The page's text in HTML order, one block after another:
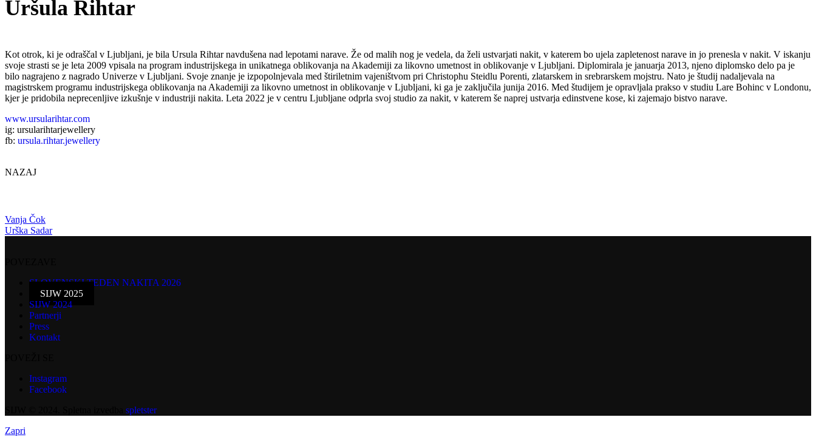
Uršula Rihtar
Kot otrok, ki je odraščal v Ljubljani, je bila Ursula Rihtar navdušena nad lepotami narave. Že od malih nog je vedela, da želi ustvarjati nakit, v katerem bo ujela zapletenost narave in jo prenesla v nakit. V iskanju
svoje strasti se je leta 2009 vpisala na program industrijskega in unikatnega oblikovanja na Akademiji za likovno umetnost in oblikovanje v Ljubljani. Diplomirala je januarja 2013, njeno diplomsko delo pa je
bilo nagrajeno z nagrado Univerze v Ljubljani. Svoje znanje je izpopolnjevala med štiriletnim vajeništvom pri Christophu Steidlu Porenti, zlatarskem in srebrarskem mojstru. Nato je študij nadaljevala na
magistrskem programu industrijskega oblikovanja na Akademiji za likovno umetnost in oblikovanje v Ljubljani, ki ga je zaključila junija 2016. Med študijem je opravljala prakso v studiu Lare Bohinc v Londonu,
kjer je pridobila neprecenljive izkušnje v industriji nakita. Leta 2022 je v centru Ljubljane odprla svoj studio za nakit, v katerem še naprej ustvarja edinstvene kose, ki zajemajo bistvo narave.
www.ursularihtar.com
ig: ursularihtarjewellery
fb: ursula.rihtar.jewellery
NAZAJ
Vanja Čok
Urška Sadar
SLOVENSKI TEDEN NAKITA 2026
SIJW 2025
SIJW 2024
Partnerji
Press
Kontakt
Instagram
Facebook
spletster
Zapri